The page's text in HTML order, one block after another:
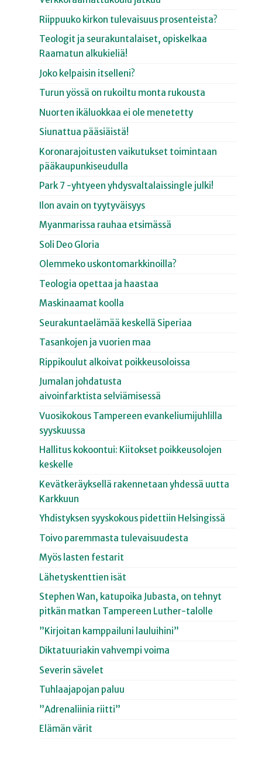
Riippuuko kirkon tulevaisuus prosenteista?
Teologit ja seurakuntalaiset, opiskelkaa
Raamatun alkukieliä!
Joko kelpaisin itselleni?
Turun yössä on rukoiltu monta rukousta
Nuorten ikäluokkaa ei ole menetetty
Siunattua pääsiäistä!
Koronarajoitusten vaikutukset toimintaan
pääkaupunkiseudulla
Park 7 -yhtyeen yhdysvaltalaissingle julki!
Ilon avain on tyytyväisyys
Myanmarissa rauhaa etsimässä
Soli Deo Gloria
Olemmeko uskontomarkkinoilla?
Teologia opettaa ja haastaa
Maskinaamat koolla
Seurakuntaelämää keskellä Siperiaa
Tasankojen ja vuorien maa
Rippikoulut alkoivat poikkeusoloissa
Jumalan johdatusta
aivoinfarktista selviämisessä
Vuosikokous Tampereen evankeliumijuhlilla
syyskuussa
Hallitus kokoontui: Kiitokset poikkeusolojen
keskelle
Kevätkeräyksellä rakennetaan yhdessä uutta
Karkkuun
Yhdistyksen syyskokous pidettiin Helsingissä
Toivo paremmasta tulevaisuudesta
Myös lasten festarit
Lähetyskenttien isät
Stephen Wan, katupoika Jubasta, on tehnyt
pitkän matkan Tampereen Luther-talolle
”Kirjoitan kamppailuni lauluihini”
Diktatuuriakin vahvempi voima
Severin sävelet
Tuhlaajapojan paluu
”Adrenaliinia riitti”
Elämän värit